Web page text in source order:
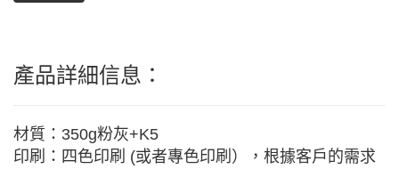
產品詳細信息：
材質：350g粉灰+K5
印刷：四色印刷 (或者專色印刷），根據客戶的需求